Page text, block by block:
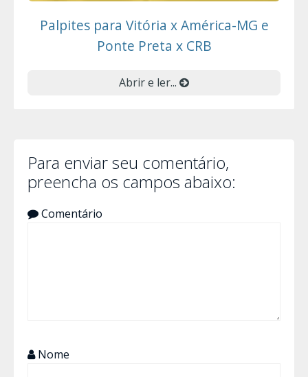
Palpites para Vitória x América-MG e
Ponte Preta x CRB
Abrir e ler...
Para enviar seu comentário,
preencha os campos abaixo:
Comentário
Nome